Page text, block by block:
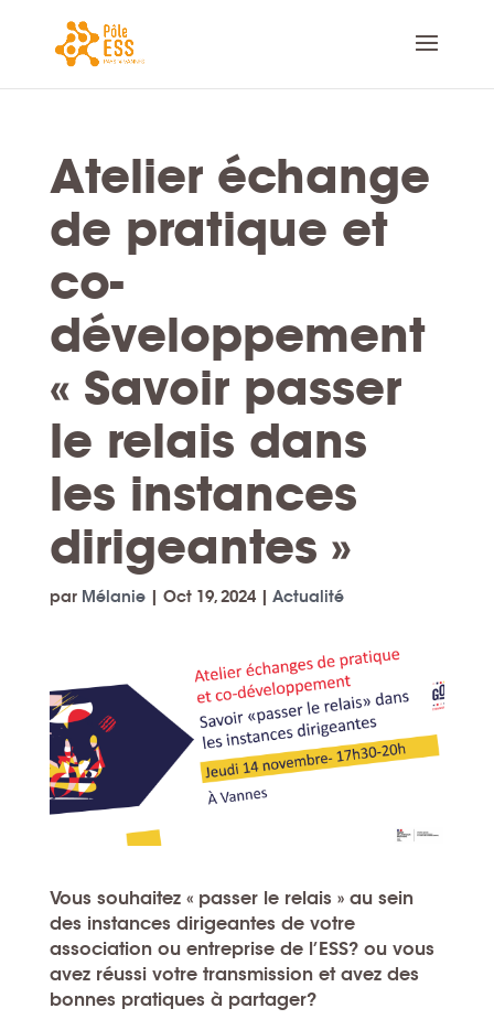
Atelier échange
de pratique et
co-
développement
« Savoir passer
le relais dans
les instances
dirigeantes »
par Mélanie| Oct 19, 2024| Actualité
Vous souhaitez « passer le relais » au sein
des instances dirigeantes de votre
association ou entreprise de l’ESS? ou vous
avez réussi votre transmission et avez des
bonnes pratiques à partager?